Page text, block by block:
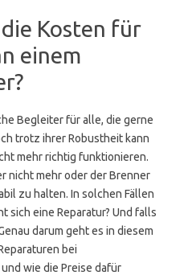
Kosten für
einem
Begleiter für alle, die gerne
trotz ihrer Robustheit kann
mehr richtig funktionieren.
nicht mehr oder der Brenner
zu halten. In solchen Fällen
sich eine Reparatur? Und falls
darum geht es in diesem
bei
wie die Preise dafür